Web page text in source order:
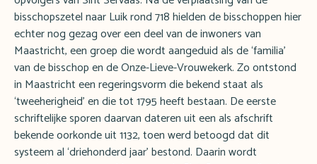
bisschopszetel naar Luik rond 718 hielden de bisschoppen hier
echter nog gezag over een deel van de inwoners van
Maastricht, een groep die wordt aangeduid als de ‘familia’
van de bisschop en de Onze-Lieve-Vrouwekerk. Zo ontstond
in Maastricht een regeringsvorm die bekend staat als
‘tweeherigheid’ en die tot 1795 heeft bestaan. De eerste
schriftelijke sporen daarvan dateren uit een als afschrift
bekende oorkonde uit 1132, toen werd betoogd dat dit
systeem al ‘driehonderd jaar’ bestond. Daarin wordt